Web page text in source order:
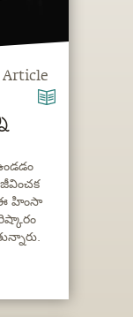
Article
ఈ హింసా